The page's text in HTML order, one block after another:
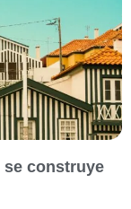
construye